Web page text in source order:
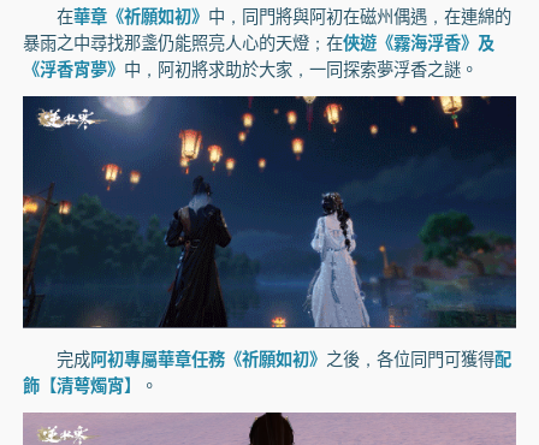
在華章《祈願如初》 中，同門將與阿初在磁州偶遇，在連綿的
暴雨之中尋找那盞仍能照亮人心的天燈；在俠遊《霧海浮香》及
《浮香宵夢》 中，阿初將求助於大家，一同探索夢浮香之謎。
完成阿初專屬華章任務《祈願如初》 之後，各位同門可獲得配
飾【清萼燭宵】
。